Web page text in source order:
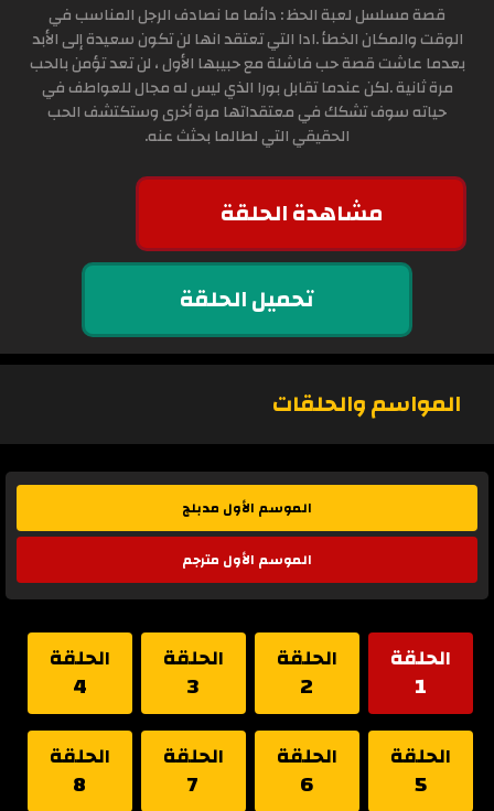
قصة مسلسل لعبة الحظ : دائما ما نصادف الرجل المناسب في
الوقت والمكان الخطأ .ادا التي تعتقد انها لن تكون سعيدة إلى الأبد
بعدما عاشت قصة حب فاشلة مع حبيبها الأول ، لن تعد تؤمن بالحب
مرة ثانية .لكن عندما تقابل بورا الذي ليس له مجال للعواطف في
حياته سوف تشكك في معتقداتها مرة أخرى وستكتشف الحب
الحقيقي التي لطالما بحثث عنه.
مشاهدة الحلقة
تحميل الحلقة
المواسم والحلقات
الموسم الأول مدبلج
الموسم الأول مترجم
الحلقة
1
الحلقة
2
الحلقة
3
الحلقة
4
الحلقة
5
الحلقة
6
الحلقة
7
الحلقة
8